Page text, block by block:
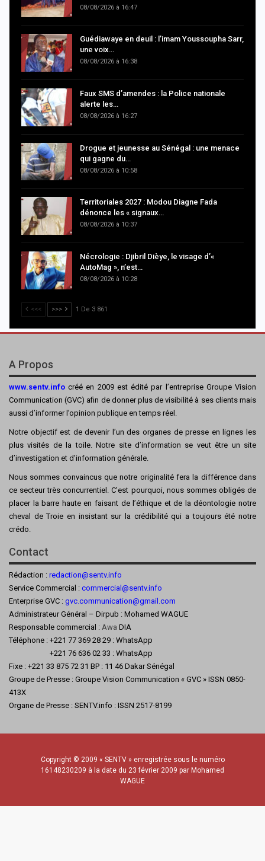
08/08/2026 à 16:47
Guédiawaye en deuil : l’imam Youssoupha Sarr,
une voix…
08/08/2026 à 16:38
Faux SMS d’amendes : la Police nationale
alerte les…
08/08/2026 à 16:27
Drogue et jeunesse au Sénégal : une menace
qui gagne du…
08/08/2026 à 10:58
Territoriales 2027 : Modou Diagne Fada
dénonce les « signaux…
08/08/2026 à 10:37
Nécrologie : Djibril Dièye, le visage d’«
AutoMag », n’est…
08/08/2026 à 10:28
<<< >>> 1 De 3 861
A Propos
www.sentv.info créé en 2009 est édité par l’entreprise Groupe Vision
Communication (GVC) afin de donner plus de visibilité à ses clients mais
aussi d’informer l’opinion publique en temps réel.
Notre objectif est de devenir l’un des organes de presse en lignes les
plus visités de la toile. Notre site d’information se veut être un site
d’investigation et d’information générale.
Nous sommes convaincus que notre originalité fera la différence dans
ce secteur très concurrentiel. C’est pourquoi, nous sommes obligés de
placer la barre haute en faisant de l’éthique et de la déontologie notre
cheval de Troie en insistant sur la crédibilité qui a toujours été notre
crédo.
Contact
Rédaction : redaction@sentv.info
Service Commercial : commercial@sentv.info
Enterprise GVC : gvc.communication@gmail.com
Administrateur Général – Dirpub : Mohamed WAGUE
Responsable commercial : Awa DIA
Téléphone : +221 77 369 28 29 : WhatsApp
+221 76 636 02 33 : WhatsApp
Fixe : +221 33 875 72 31 BP : 11 46 Dakar Sénégal
Groupe de Presse : Groupe Vision Communication « GVC » ISSN 0850-
413X
Organe de Presse : SENTV.info : ISSN 2517-8199
Copyright © 2009 « SENTV » enregistrée sous le numéro
16148230209 à la date du 23 février 2009 par Mohamed
WAGUE